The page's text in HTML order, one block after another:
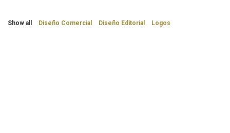
Show all Diseño Comercial Diseño Editorial Logos